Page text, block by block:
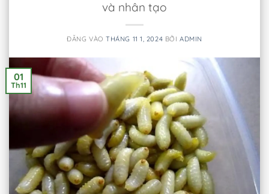
và nhân tạo
ĐĂNG VÀOTHÁNG 11 1, 2024 BỞI ADMIN
01
Th11